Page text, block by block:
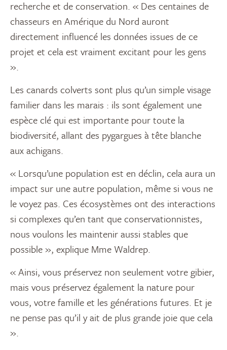
recherche et de conservation. « Des centaines de
chasseurs en Amérique du Nord auront
directement influencé les données issues de ce
projet et cela est vraiment excitant pour les gens
».
Les canards colverts sont plus qu’un simple visage
familier dans les marais : ils sont également une
espèce clé qui est importante pour toute la
biodiversité, allant des pygargues à tête blanche
aux achigans.
« Lorsqu’une population est en déclin, cela aura un
impact sur une autre population, même si vous ne
le voyez pas. Ces écosystèmes ont des interactions
si complexes qu’en tant que conservationnistes,
nous voulons les maintenir aussi stables que
possible », explique Mme Waldrep.
« Ainsi, vous préservez non seulement votre gibier,
mais vous préservez également la nature pour
vous, votre famille et les générations futures. Et je
ne pense pas qu’il y ait de plus grande joie que cela
».